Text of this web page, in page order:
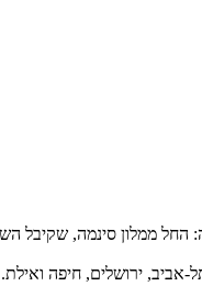
ממלון סינמה, שקיבל